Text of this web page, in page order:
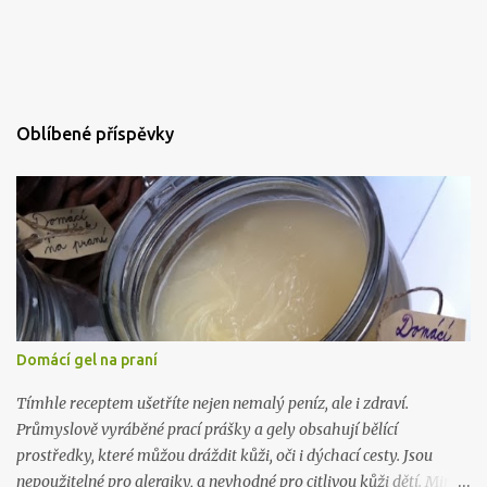
Oblíbené příspěvky
Domácí gel na praní
Tímhle receptem ušetříte nejen nemalý peníz, ale i zdraví.
Průmyslově vyráběné prací prášky a gely obsahují bělící
prostředky, které můžou dráždit kůži, oči i dýchací cesty. Jsou
nepoužitelné pro alergiky, a nevhodné pro citlivou kůži dětí. Mimo